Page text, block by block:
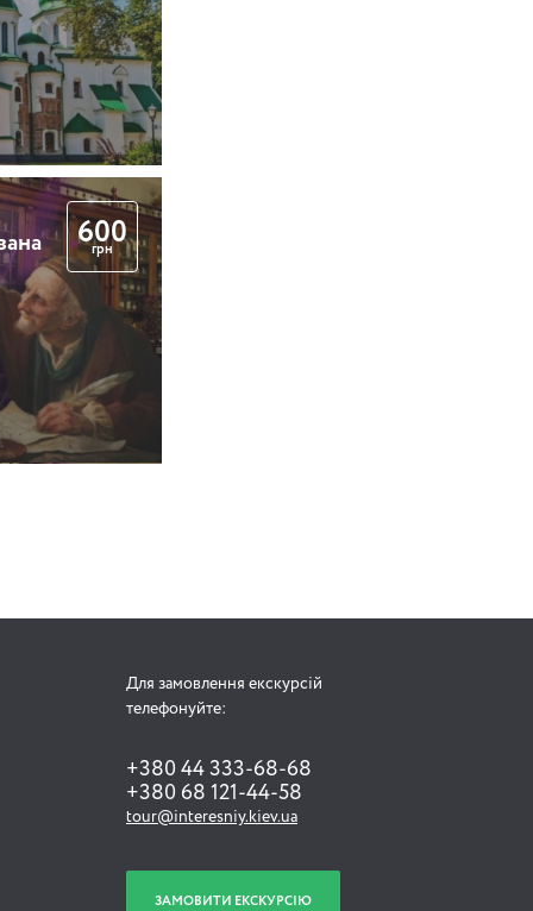
600
грн
Для замовлення екскурсій
телефонуйте:
+380 44 333-68-68
+380 68 121-44-58
tour@interesniy.kiev.ua
ЗАМОВИТИ ЕКСКУРСІЮ